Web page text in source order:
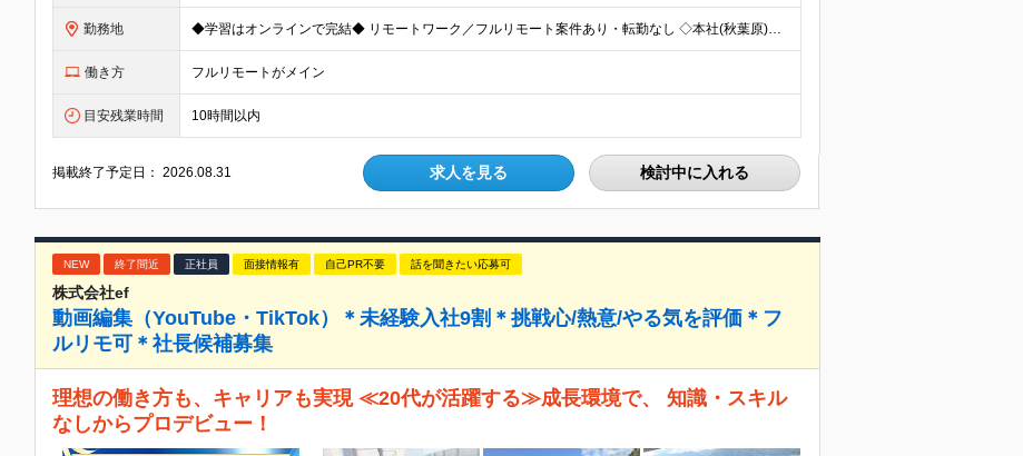
勤務地 ◆学習はオンラインで完結◆ リモートワーク／フルリモート案件あり・転勤なし ◇本社(秋葉原)または一都三県のクライアント先 ※勤務地につきましては、ご相談の上で配属 ＜本社＞ ◇東京都台東区台東1
働き方 フルリモートがメイン
目安残業時間 10時間以内
掲載終了予定日：2026.08.31 求人を見る 検討中に入れる
NEW 終了間近 正社員 面接情報有 自己PR不要 話を聞きたい応募可
株式会社ef
動画編集（YouTube・TikTok）＊未経験入社9割＊挑戦心/熱意/やる気を評価＊フ
ルリモ可＊社長候補募集
理想の働き方も、キャリアも実現 ≪20代が活躍する≫成長環境で、 知識・スキル
なしからプロデビュー！